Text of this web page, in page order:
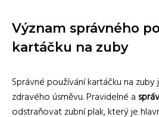
Význam správného
kartáčku na zuby
Správné používání kartáčku na
zdravého úsměvu. Pravidelné a
odstraňovat zubní plak, který je